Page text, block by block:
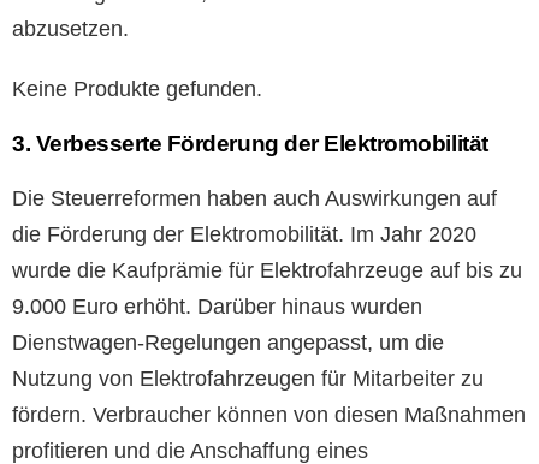
abzusetzen.
Keine Produkte gefunden.
3. Verbesserte Förderung der Elektromobilität
Die Steuerreformen haben auch Auswirkungen auf
die Förderung der Elektromobilität. Im Jahr 2020
wurde die Kaufprämie für Elektrofahrzeuge auf bis zu
9.000 Euro erhöht. Darüber hinaus wurden
Dienstwagen-Regelungen angepasst, um die
Nutzung von Elektrofahrzeugen für Mitarbeiter zu
fördern. Verbraucher können von diesen Maßnahmen
profitieren und die Anschaffung eines